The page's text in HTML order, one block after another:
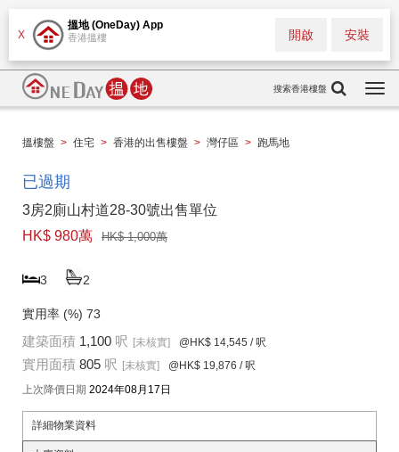
X
搵地 (OneDay) App
香港搵樓 安裝
開啟
搜索香港樓盤
搵樓盤 > 住宅 > 香港的出售樓盤 > 灣仔區 > 跑馬地
已過期
3房2廁山村道28-30號出售單位
HK$ 980萬
HK$ 1,000萬
3 2
實用率 (%) 73
建築面積 1,100 呎 [未核實] @HK$ 14,545 / 呎
實用面積 805 呎 [未核實] @HK$ 19,876 / 呎
上次降價日期 2024年08月17日
詳細物業資料